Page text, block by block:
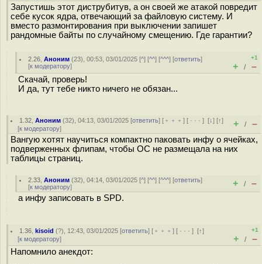
Запустишь этот диструбитув, а он своей же атакой повредит
себе кусок ядра, отвечающий за файловую систему. И
вместо размонтирования при выключении запишет
рандомные байты по случайному смещению. Где гарантии?
2.26 ,Аноним (23), 00:53, 03/01/2025 [^] [^^] [^^^] [ответить]
[к модератору]
+1
+ / –
Скачай, проверь!
И да, тут тебе никто ничего не обязан...
1.32 ,Аноним (32), 04:13, 03/01/2025 [ответить] [ ﹢﹢﹢] [ · · ·][↓] [↑]
[к модератору] + / –
Вангую хотят научиться компактно паковать инфу о ячейках,
подверженных флипам, чтобы ОС не размещала на них
таблицы страниц.
2.33 ,Аноним (32), 04:14, 03/01/2025 [^] [^^] [^^^] [ответить]
[к модератору] + / –
а инфу записовать в SPD.
1.36 ,kisoid (?), 12:43, 03/01/2025 [ответить] [ ﹢﹢﹢] [ · · ·][↑]
[к модератору]
+1
+ / –
Напомнило анекдот: